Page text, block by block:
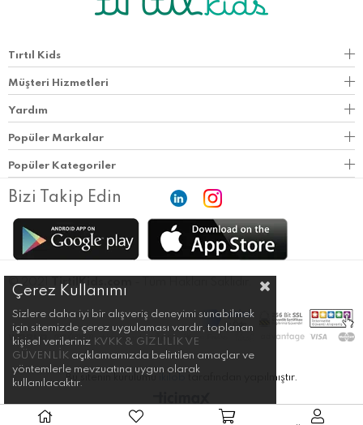
Tırtıl Kids
Müşteri Hizmetleri
Yardım
Popüler Markalar
Popüler Kategoriler
Bizi Takip Edin
© 2021 TirtilKids.com
Bu sitenin kurulumu tarafından yapılmıştır.
Çerez Kullanımı
Sizlere daha iyi bir alışveriş deneyimi sunabilmek
için sitemizde çerez uygulaması vardır, toplanan
kişisel verileriniz KVKK & GİZLİLİK VE
GÜVENLİK açıklamamızda belirtilen amaçlar ve
yöntemlerle mevzuatına uygun olarak
kullanılacaktır.